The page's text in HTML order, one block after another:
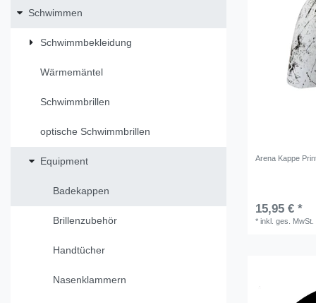
Schwimmen
Schwimmbekleidung
Wärmemäntel
Schwimmbrillen
optische Schwimmbrillen
Equipment
Badekappen
Brillenzubehör
Handtücher
Nasenklammern
Arena Kappe
15,95 € *
*inkl. ges. MwSt.